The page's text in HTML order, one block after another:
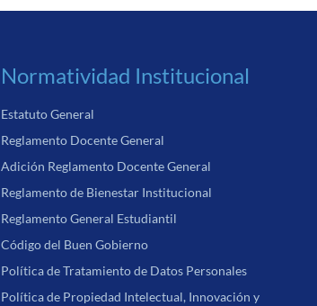
Normatividad Institucional
Estatuto General
Reglamento Docente General
Adición Reglamento Docente General
Reglamento de Bienestar Institucional
Reglamento General Estudiantil
Código del Buen Gobierno
Política de Tratamiento de Datos Personales
Política de Propiedad Intelectual, Innovación y